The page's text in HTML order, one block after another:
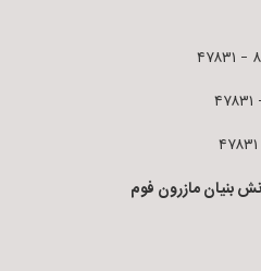
بنیان مازرون فوم